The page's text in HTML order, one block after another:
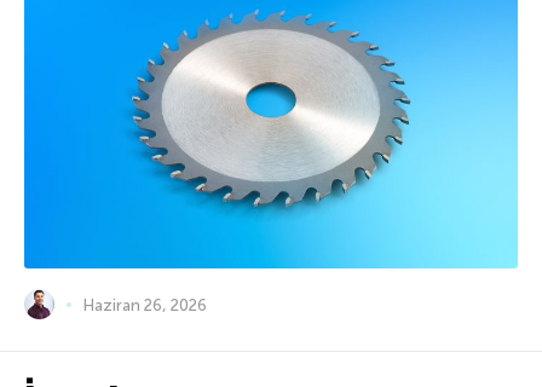
Haziran 26, 2026